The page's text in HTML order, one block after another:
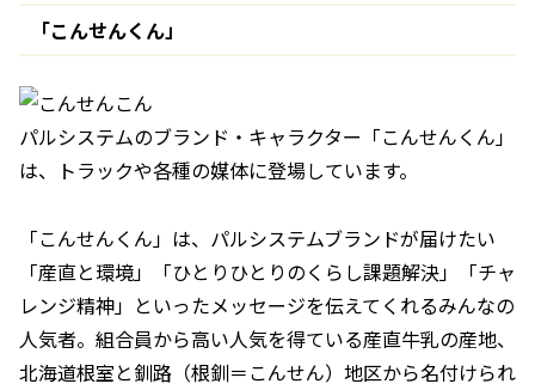
「こんせんくん」
パルシステムのブランド・キャラクター「こんせんくん」
は、トラックや各種の媒体に登場しています。
「こんせんくん」は、パルシステムブランドが届けたい
「産直と環境」「ひとりひとりのくらし課題解決」「チャ
レンジ精神」といったメッセージを伝えてくれるみんなの
人気者。組合員から高い人気を得ている産直牛乳の産地、
北海道根室と釧路（根釧＝こんせん）地区から名付けられ